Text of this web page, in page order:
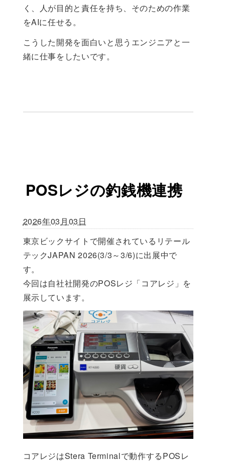
く、人が目的と責任を持ち、そのための作業
をAIに任せる。
こうした開発を面白いと思うエンジニアと一
緒に仕事をしたいです。
POSレジの釣銭機連携
2026年03月03日
東京ビックサイトで開催されているリテール
テックJAPAN 2026(3/3～3/6)に出展中で
す。
今回は自社社開発のPOSレジ「コアレジ」を
展示しています。
コアレジはStera Terminalで動作するPOSレ